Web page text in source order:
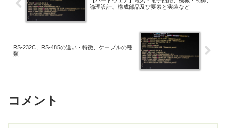
論理設計、構成部品及び要素と実装など
RS-232C、RS-485の違い・特徴、ケーブルの種
類
コメント